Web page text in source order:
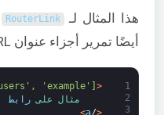
هذا المثال لـ RouterLink
أيضًا تمرير أجزاء عنوان URL المختلفة في مصفوفة كما في المثال التالي:
1
2
3
<
'example']"
مثال على رابط
<
/
a
>